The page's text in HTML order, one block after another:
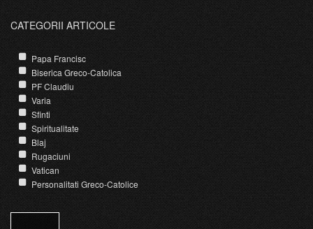
CATEGORII ARTICOLE
Papa Francisc
Biserica Greco-Catolica
PF Claudiu
Varia
Sfinti
Spiritualitate
Blaj
Rugaciuni
Vatican
Personalitati Greco-Catolice